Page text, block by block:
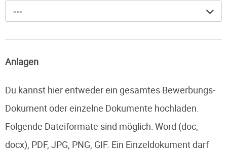
---
Anlagen
Du kannst hier entweder ein gesamtes Bewerbungs-
Dokument oder einzelne Dokumente hochladen.
Folgende Dateiformate sind möglich: Word (doc,
docx), PDF, JPG, PNG, GIF. Ein Einzeldokument darf